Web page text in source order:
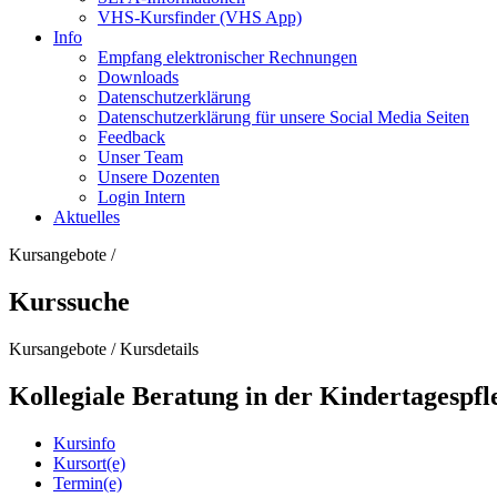
VHS-Kursfinder (VHS App)
Info
Empfang elektronischer Rechnungen
Downloads
Datenschutzerklärung
Datenschutzerklärung für unsere Social Media Seiten
Feedback
Unser Team
Unsere Dozenten
Login Intern
Aktuelles
Kursangebote /
Kurssuche
Kursangebote /Kursdetails
Kollegiale Beratung in der
Kursinfo
Kursort(e)
Termin(e)